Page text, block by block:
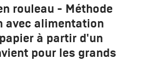
rouleau - Méthode
avec alimentation
à partir d'un
pour les grands